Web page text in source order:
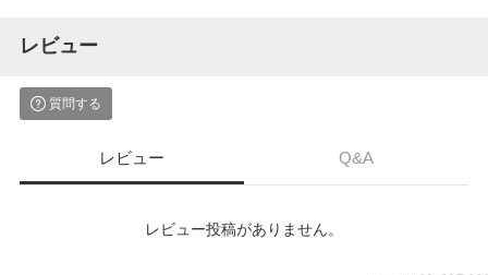
レビュー
質問する
レビュー Q&A
レビュー投稿がありません。